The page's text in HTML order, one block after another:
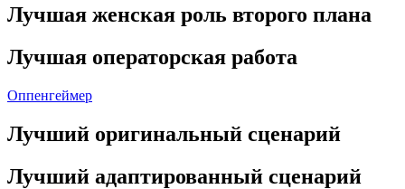
Лучшая женская роль второго плана
Лучшая операторская работа
Оппенгеймер
Лучший оригинальный сценарий
Лучший адаптированный сценарий